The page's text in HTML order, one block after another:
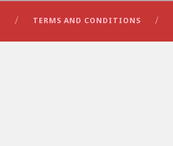
TERMS AND CONDITIONS